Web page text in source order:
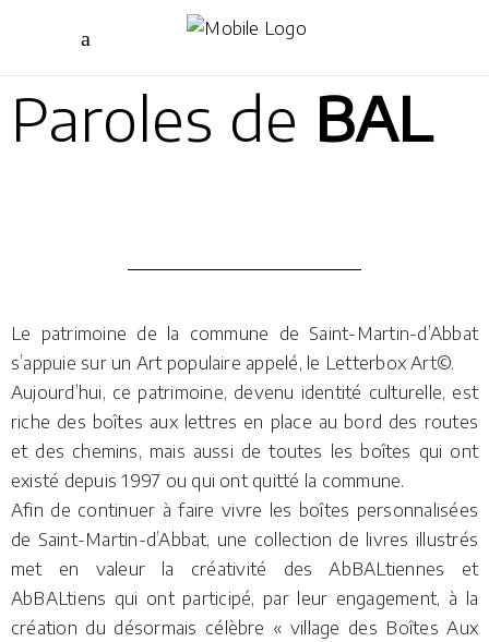
Paroles de BAL
Le patrimoine de la commune de Saint-Martin-d’Abbat
s’appuie sur un Art populaire appelé, le Letterbox Art©.
Aujourd’hui, ce patrimoine, devenu identité culturelle, est
riche des boîtes aux lettres en place au bord des routes
et des chemins, mais aussi de toutes les boîtes qui ont
existé depuis 1997 ou qui ont quitté la commune.
Afin de continuer à faire vivre les boîtes personnalisées
de Saint-Martin-d’Abbat, une collection de livres illustrés
met en valeur la créativité des AbBALtiennes et
AbBALtiens qui ont participé, par leur engagement, à la
création du désormais célèbre « village des Boîtes Aux